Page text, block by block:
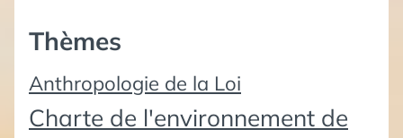
Thèmes
Anthropologie de la Loi
Charte de l'environnement de